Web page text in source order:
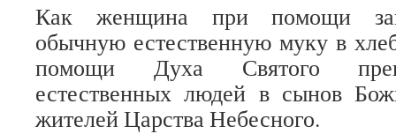
Как женщина при помощи
обычную естественную муку в
помощи Духа Святого
естественных людей в сынов
жителей Царства Небесного.